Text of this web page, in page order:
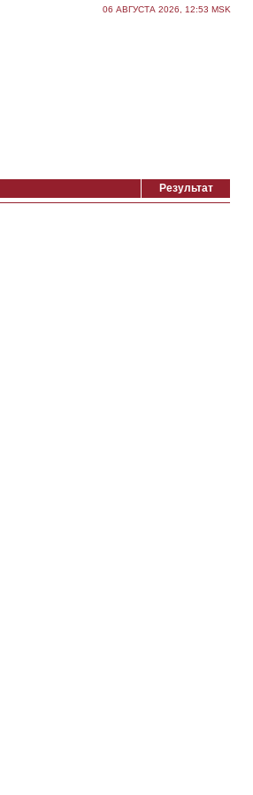
06 АВГУСТА 2026, 12:53 MSK
Результат